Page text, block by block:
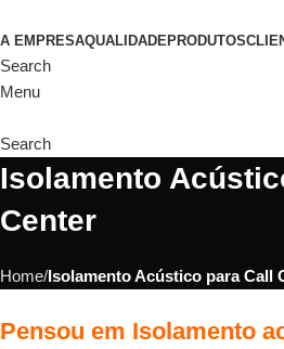
A EMPRESAQUALIDADEPRODUTOS
Search
Menu
Search
Isolamento
Center
Home Isolamento Acústico para Call
Pensou em Isolamento